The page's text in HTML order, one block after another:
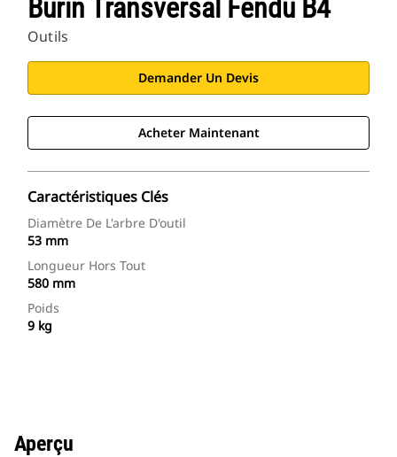
Burin Transversal Fendu B4
Outils
Demander Un Devis
Acheter Maintenant
Caractéristiques Clés
Diamètre De L'arbre D'outil
53 mm
Longueur Hors Tout
580 mm
Poids
9 kg
Aperçu